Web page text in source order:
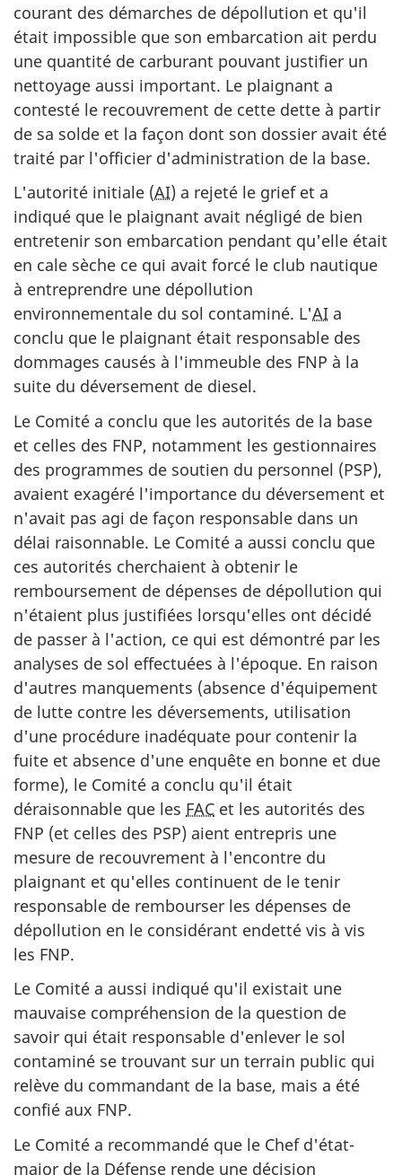
courant des démarches de dépollution et qu'il
était impossible que son embarcation ait perdu
une quantité de carburant pouvant justifier un
nettoyage aussi important. Le plaignant a
contesté le recouvrement de cette dette à partir
de sa solde et la façon dont son dossier avait été
traité par l'officier d'administration de la base.
L'autorité initiale (AI) a rejeté le grief et a
indiqué que le plaignant avait négligé de bien
entretenir son embarcation pendant qu'elle était
en cale sèche ce qui avait forcé le club nautique
à entreprendre une dépollution
environnementale du sol contaminé. L'AI a
conclu que le plaignant était responsable des
dommages causés à l'immeuble des FNP à la
suite du déversement de diesel.
Le Comité a conclu que les autorités de la base
et celles des FNP, notamment les gestionnaires
des programmes de soutien du personnel (PSP),
avaient exagéré l'importance du déversement et
n'avait pas agi de façon responsable dans un
délai raisonnable. Le Comité a aussi conclu que
ces autorités cherchaient à obtenir le
remboursement de dépenses de dépollution qui
n'étaient plus justifiées lorsqu'elles ont décidé
de passer à l'action, ce qui est démontré par les
analyses de sol effectuées à l'époque. En raison
d'autres manquements (absence d'équipement
de lutte contre les déversements, utilisation
d'une procédure inadéquate pour contenir la
fuite et absence d'une enquête en bonne et due
forme), le Comité a conclu qu'il était
déraisonnable que les FAC et les autorités des
FNP (et celles des PSP) aient entrepris une
mesure de recouvrement à l'encontre du
plaignant et qu'elles continuent de le tenir
responsable de rembourser les dépenses de
dépollution en le considérant endetté vis à vis
les FNP.
Le Comité a aussi indiqué qu'il existait une
mauvaise compréhension de la question de
savoir qui était responsable d'enlever le sol
contaminé se trouvant sur un terrain public qui
relève du commandant de la base, mais a été
confié aux FNP.
Le Comité a recommandé que le Chef d'état-
major de la Défense rende une décision